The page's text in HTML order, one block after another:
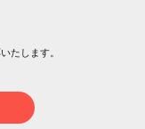
たします。